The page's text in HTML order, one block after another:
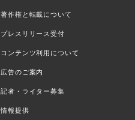
著作権と転載について
プレスリリース受付
コンテンツ利用について
広告のご案内
記者・ライター募集
情報提供